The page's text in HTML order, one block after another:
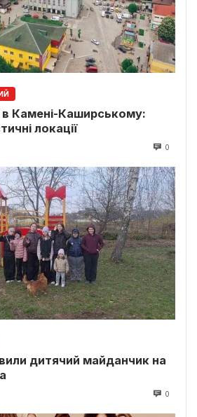
Камені-Каширському:
локації
0
дитячий майданчик на
0